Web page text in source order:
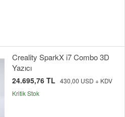
Creality SparkX i7 Combo 3D
Yazıcı
24.695,76 TL 430,00 USD + KDV
Kritik Stok